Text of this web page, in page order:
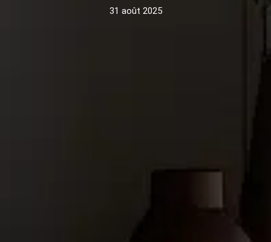
31 août 2025